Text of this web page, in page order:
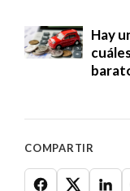
Hay
COMPARTIR